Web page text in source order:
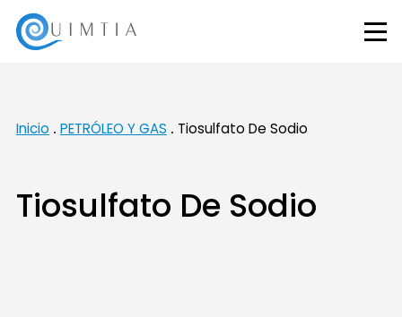
Inicio PETRÓLEO Y GAS Tiosulfato De Sodio
Tiosulfato De Sodio